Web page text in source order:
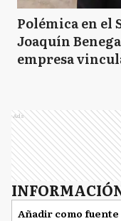
Polémica en el
Joaquín
empresa
Ads
Añadir como fuente